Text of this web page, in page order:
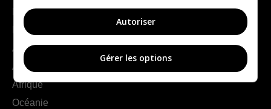
France
Europe
Amériques
Asie
Afrique
Océanie
Autoriser
Gérer les options